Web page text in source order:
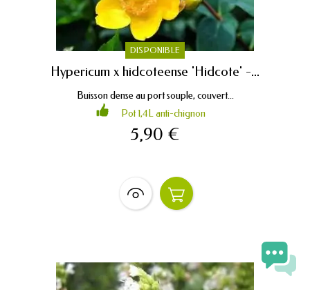
DISPONIBLE
Hypericum x hidcoteense 'Hidcote' -...
Buisson dense au port souple, couvert...
Pot 1,4L anti-chignon
5,90 €